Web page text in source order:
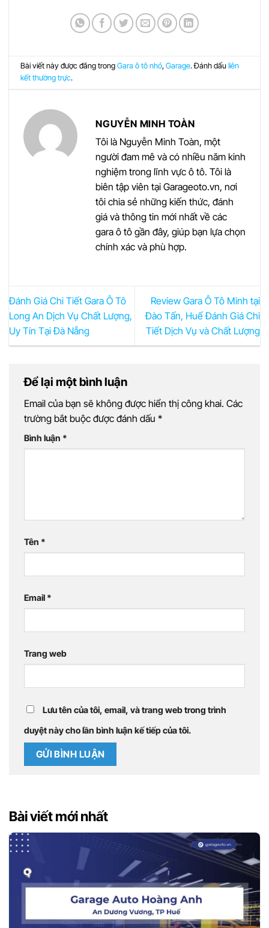
Bài viết này được đăng trongGara ô tô nhỏ,Garage. Đánh dấuliên
kết thường trực.
NGUYỄN MINH TOÀN
Tôi là Nguyễn Minh Toàn, một
người đam mê và có nhiều năm kinh
nghiệm trong lĩnh vực ô tô. Tôi là
biên tập viên tại Garageoto.vn, nơi
tôi chia sẻ những kiến thức, đánh
giá và thông tin mới nhất về các
gara ô tô gần đây, giúp bạn lựa chọn
chính xác và phù hợp.
Đánh Giá Chi Tiết Gara Ô Tô
Long An Dịch Vụ Chất Lượng,
Uy Tín Tại Đà Nẵng
Review Gara Ô Tô Minh tại
Đào Tấn, Huế Đánh Giá Chi
Tiết Dịch Vụ và Chất Lượng
Để lại một bình luận
Email của bạn sẽ không được hiển thị công khai. Các
trường bắt buộc được đánh dấu *
Bình luận *
Tên *
Email *
Trang web
Lưu tên của tôi, email, và trang web trong trình
duyệt này cho lần bình luận kế tiếp của tôi.
Bài viết mới nhất